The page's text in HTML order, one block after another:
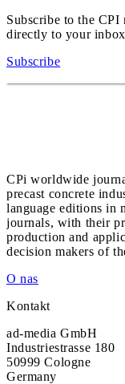
Subscribe to the CPI
directly to your
Subscribe
CPi worldwide
precast concrete
language editions in
journals, with their
production and
decision makers of
O nas
Kontakt
ad-media GmbH
Industriestrasse 180
50999 Cologne
Germany